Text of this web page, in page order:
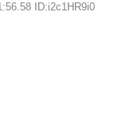
ID:i2c1HR9i0